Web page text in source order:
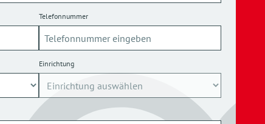
Telefonnummer
Einrichtung